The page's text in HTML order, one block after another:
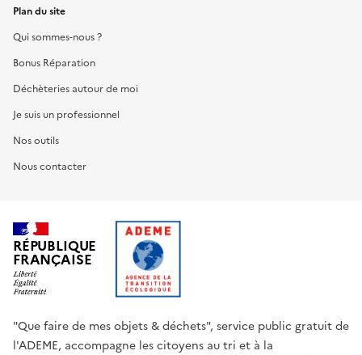
Plan du site
Qui sommes-nous ?
Bonus Réparation
Déchèteries autour de moi
Je suis un professionnel
Nos outils
Nous contacter
RÉPUBLIQUE
FRANÇAISE
"Que faire de mes objets & déchets", service public gratuit de
l'ADEME, accompagne les citoyens au tri et à la